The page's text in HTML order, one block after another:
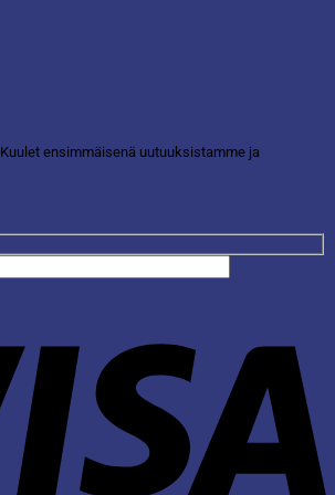
Kuulet ensimmäisenä uutuuksistamme ja